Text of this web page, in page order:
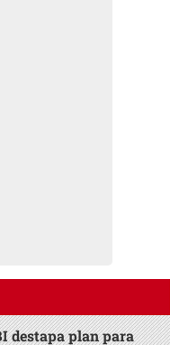
destapa plan para